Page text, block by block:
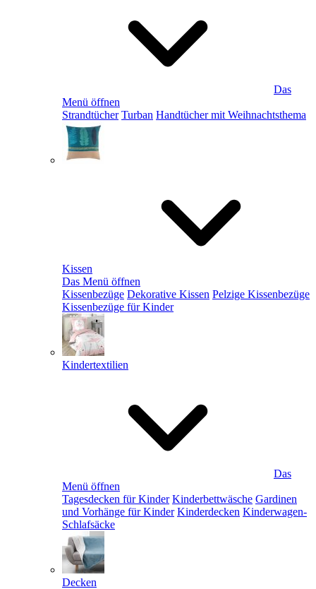
Das
Menü öffnen
Strandtücher Turban Handtücher mit Weihnachtsthema
Kissen
Das Menü öffnen
Kissenbezüge Dekorative Kissen Pelzige Kissenbezüge
Kissenbezüge für Kinder
Kindertextilien
Das
Menü öffnen
Tagesdecken für Kinder Kinderbettwäsche Gardinen
und Vorhänge für Kinder Kinderdecken Kinderwagen-
Schlafsäcke
Decken